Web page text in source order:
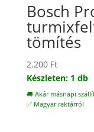
Bosch
tömítés
2.200 Ft
Készleten: 1 db
🚚 Akár másnapi
✅ Magyar raktárról